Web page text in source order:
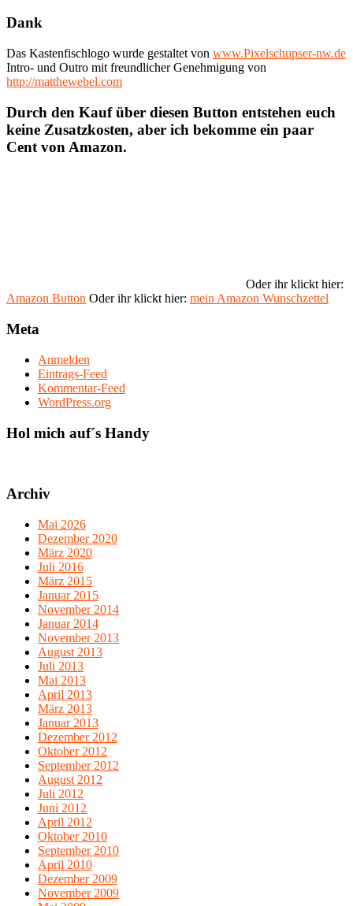
Dank
Das Kastenfischlogo wurde gestaltet von www.Pixelschupser-nw.de
Intro- und Outro mit freundlicher Genehmigung von
http://matthewebel.com
Durch den Kauf über diesen Button entstehen euch
keine Zusatzkosten, aber ich bekomme ein paar
Cent von Amazon.
Oder ihr klickt hier:
Amazon Button Oder ihr klickt hier: mein Amazon Wunschzettel
Meta
Anmelden
Eintrags-Feed
Kommentar-Feed
WordPress.org
Hol mich auf´s Handy
Archiv
Mai 2026
Dezember 2020
März 2020
Juli 2016
März 2015
Januar 2015
November 2014
Januar 2014
November 2013
August 2013
Juli 2013
Mai 2013
April 2013
März 2013
Januar 2013
Dezember 2012
Oktober 2012
September 2012
August 2012
Juli 2012
Juni 2012
April 2012
Oktober 2010
September 2010
April 2010
Dezember 2009
November 2009